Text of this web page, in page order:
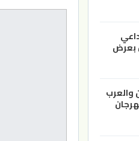
بعرض
والعرب